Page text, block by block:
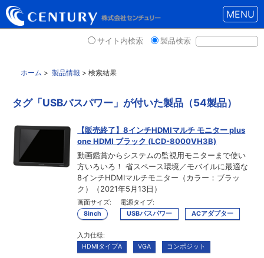
MENU
サイト内検索 製品検索
ホーム > 製品情報 > 検索結果
タグ「USBバスパワー」が付いた製品（54製品）
【販売終了】8インチHDMIマルチ モニター plus
one HDMI ブラック (LCD-8000VH3B)
動画鑑賞からシステムの監視用モニターまで使い
方いろいろ！ 省スペース環境／モバイルに最適な
8インチHDMIマルチモニター（カラー：ブラッ
ク）（2021年5月13日）
画面サイズ:
8inch
電源タイプ:
USBバスパワー
ACアダプター
入力仕様:
HDMIタイプA
VGA コンポジット